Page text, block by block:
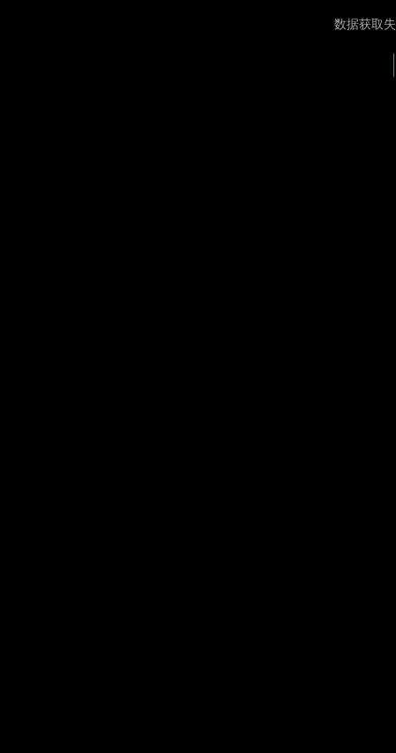
数据获取